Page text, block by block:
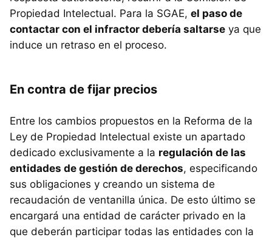
Propiedad Intelectual. Para la SGAE, el paso de
contactar con el infractor debería saltarse ya que
induce un retraso en el proceso.
En contra de fijar precios
Entre los cambios propuestos en la Reforma de la
Ley de Propiedad Intelectual existe un apartado
dedicado exclusivamente a la regulación de las
entidades de gestión de derechos, especificando
sus obligaciones y creando un sistema de
recaudación de ventanilla única. De esto último se
encargará una entidad de carácter privado en la
que deberán participar todas las entidades con la